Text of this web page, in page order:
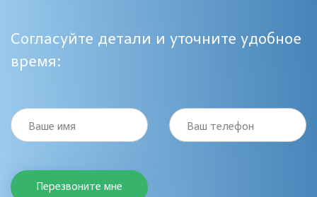
Согласуйте детали и уточните удобное
время:
Ваше имя Ваш телефон